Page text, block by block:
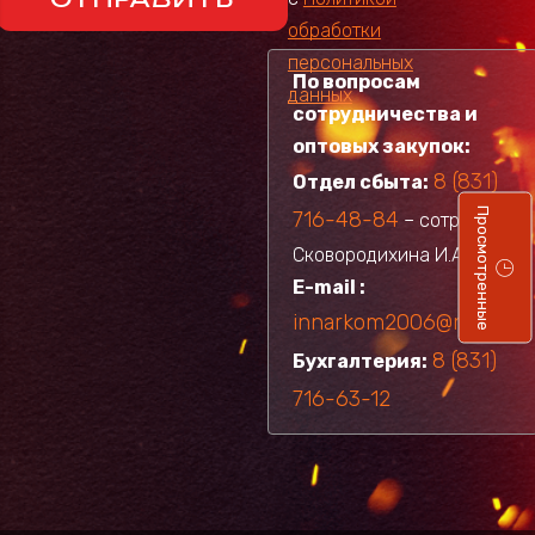
обработки
персональных
данных
По вопросам
сотрудничества и
оптовых закупок:
Отдел сбыта: 8 (831)
716-48-84 – сотрудник
Сковородихина И.А.
Е-mail :
innarkom2006@mail.ru
Бухгалтерия: 8 (831)
716-63-12
Просмотренные